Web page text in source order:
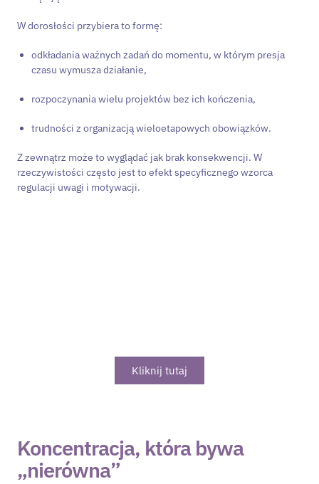
W dorosłości przybiera to formę:
odkładania ważnych zadań do momentu, w którym presja
czasu wymusza działanie,
rozpoczynania wielu projektów bez ich kończenia,
trudności z organizacją wieloetapowych obowiązków.
Z zewnątrz może to wyglądać jak brak konsekwencji. W
rzeczywistości często jest to efekt specyficznego wzorca
regulacji uwagi i motywacji.
Kliknij tutaj
Koncentracja, która bywa
„nierówna”